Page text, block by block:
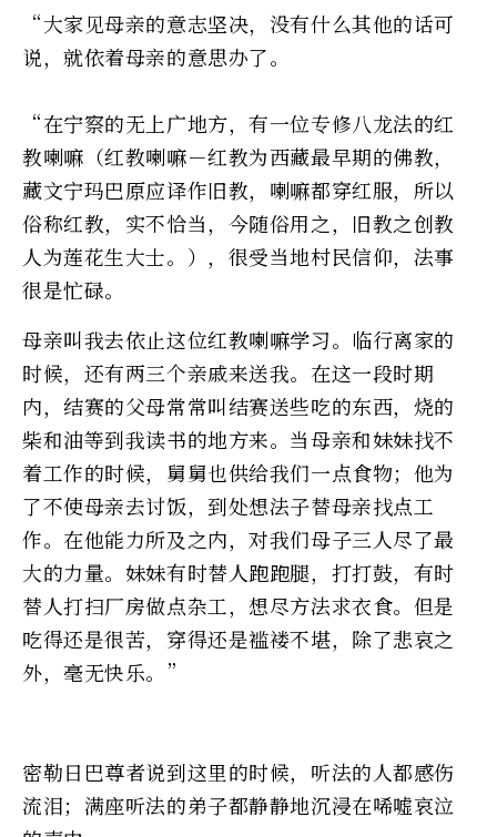
“大家见母亲的意志坚决，没有什么其他的话可
说，就依着母亲的意思办了。
“在宁察的无上广地方，有一位专修八龙法的红
教喇嘛（红教喇嘛－红教为西藏最早期的佛教，
藏文宁玛巴原应译作旧教，喇嘛都穿红服，所以
俗称红教，实不恰当，今随俗用之，旧教之创教
人为莲花生大士。），很受当地村民信仰，法事
很是忙碌。
母亲叫我去依止这位红教喇嘛学习。临行离家的
时候，还有两三个亲戚来送我。在这一段时期
内，结赛的父母常常叫结赛送些吃的东西，烧的
柴和油等到我读书的地方来。当母亲和妹妹找不
着工作的时候，舅舅也供给我们一点食物；他为
了不使母亲去讨饭，到处想法子替母亲找点工
作。在他能力所及之内，对我们母子三人尽了最
大的力量。妹妹有时替人跑跑腿，打打鼓，有时
替人打扫厂房做点杂工，想尽方法求衣食。但是
吃得还是很苦，穿得还是褴褛不堪，除了悲哀之
外，毫无快乐。”
密勒日巴尊者说到这里的时候，听法的人都感伤
流泪；满座听法的弟子都静静地沉浸在唏嘘哀泣